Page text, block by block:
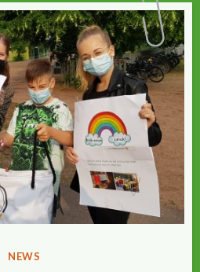
VERÖFFENTLICHT
NEWS